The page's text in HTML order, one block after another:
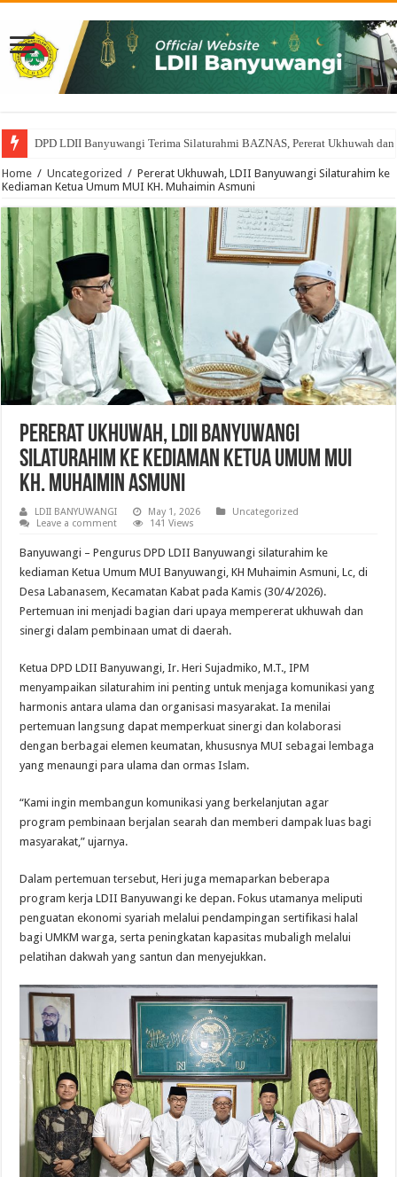
DPD LDII Banyuwangi Terima Silaturahmi BAZNAS, Pererat Ukhuwah dan
Home / Uncategorized / Pererat Ukhuwah, LDII Banyuwangi Silaturahim ke
Kediaman Ketua Umum MUI KH. Muhaimin Asmuni
Pererat Ukhuwah, LDII Banyuwangi
Silaturahim ke Kediaman Ketua Umum MUI
KH. Muhaimin Asmuni
LDII BANYUWANGI May 1, 2026
Uncategorized
Leave a comment
141 Views
Banyuwangi – Pengurus DPD LDII Banyuwangi silaturahim ke
kediaman Ketua Umum MUI Banyuwangi, KH Muhaimin Asmuni, Lc, di
Desa Labanasem, Kecamatan Kabat pada Kamis (30/4/2026).
Pertemuan ini menjadi bagian dari upaya mempererat ukhuwah dan
sinergi dalam pembinaan umat di daerah.
Ketua DPD LDII Banyuwangi, Ir. Heri Sujadmiko, M.T., IPM
menyampaikan silaturahim ini penting untuk menjaga komunikasi yang
harmonis antara ulama dan organisasi masyarakat. Ia menilai
pertemuan langsung dapat memperkuat sinergi dan kolaborasi
dengan berbagai elemen keumatan, khususnya MUI sebagai lembaga
yang menaungi para ulama dan ormas Islam.
“Kami ingin membangun komunikasi yang berkelanjutan agar
program pembinaan berjalan searah dan memberi dampak luas bagi
masyarakat,” ujarnya.
Dalam pertemuan tersebut, Heri juga memaparkan beberapa
program kerja LDII Banyuwangi ke depan. Fokus utamanya meliputi
penguatan ekonomi syariah melalui pendampingan sertifikasi halal
bagi UMKM warga, serta peningkatan kapasitas mubaligh melalui
pelatihan dakwah yang santun dan menyejukkan.